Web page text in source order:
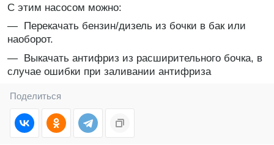
С этим насосом можно:
— Перекачать бензин/дизель из бочки в бак или
наоборот.
— Выкачать антифриз из расширительного бочка, в
случае ошибки при заливании антифриза
Поделиться